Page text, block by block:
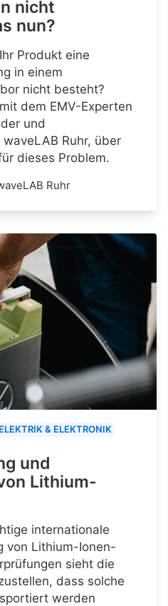
nicht
nun?
Produkt eine
in einem
nicht besteht?
dem EMV-Experten
und
Ruhr, über
dieses Problem.
Ruhr
ELEKTRIK & ELEKTRONIK
und
Lithium-
internationale
von Lithium-Ionen-
sieht die
dass solche
werden